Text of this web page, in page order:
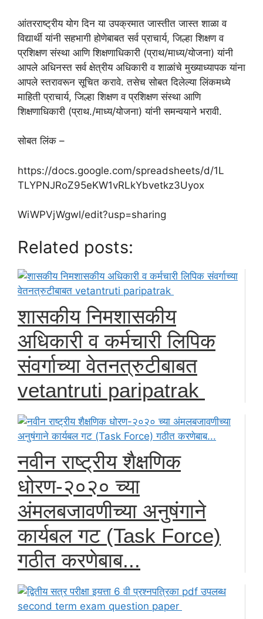
आंतरराष्ट्रीय योग दिन या उपक्रमात जास्तीत जास्त शाळा व
विद्यार्थी यांनी सहभागी होणेबाबत सर्व प्राचार्य, जिल्हा शिक्षण व
प्रशिक्षण संस्था आणि शिक्षणाधिकारी (प्राथ/माध्य/योजना) यांनी
आपले अधिनस्त सर्व क्षेत्रीय अधिकारी व शाळांचे मुख्याध्यापक यांना
आपले स्तरावरून सूचित करावे. तसेच सोबत दिलेल्या लिंकमध्ये
माहिती प्राचार्य, जिल्हा शिक्षण व प्रशिक्षण संस्था आणि
शिक्षणाधिकारी (प्राथ./माध्य/योजना) यांनी समन्वयाने भरावी.
सोबत लिंक –
https://docs.google.com/spreadsheets/d/1L
TLYPNJRoZ95eKW1vRLkYbvetkz3Uyox
WiWPVjWgwl/edit?usp=sharing
Related posts:
शासकीय निमशासकीय
अधिकारी व कर्मचारी लिपिक
संवर्गाच्या वेतनत्रुटीबाबत
vetantruti paripatrak
नवीन राष्ट्रीय शैक्षणिक
धोरण-२०२० च्या
अंमलबजावणीच्या अनुषंगाने
कार्यबल गट (Task Force)
गठीत करणेबाब...